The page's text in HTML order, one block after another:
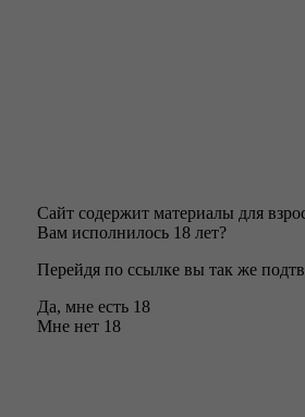
Сайт содержит материалы для
Вам исполнилось 18 лет?
Перейдя по ссылке вы так же
Да, мне есть 18
Мне нет 18